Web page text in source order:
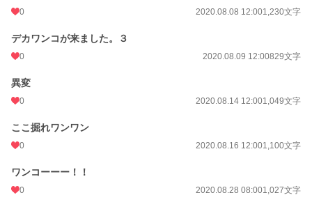
0 2020.08.08 12:001,230文字
デカワンコが来ました。３
0 2020.08.09 12:00829文字
異変
0 2020.08.14 12:001,049文字
ここ掘れワンワン
0 2020.08.16 12:001,100文字
ワンコーーー！！
0 2020.08.28 08:001,027文字